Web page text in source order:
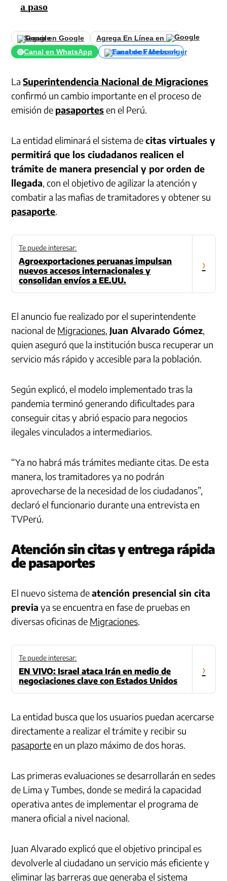
a paso
Seguir en Google
Agrega En Línea en
Canal en WhatsApp
Canal de Facebook
LaSuperintendencia Nacional de Migraciones
confirmó un cambio importante en el proceso de
emisión de pasaportesen el Perú.
La entidad eliminará el sistema decitas virtuales y
permitirá que los ciudadanos realicen el
trámite de manera presencial y por orden de
llegada, con el objetivo de agilizar la atención y
combatir a las mafias de tramitadores y obtener su
pasaporte.
Te puede interesar:
Agroexportaciones peruanas impulsan
nuevos accesos internacionales y
consolidan envíos a EE.UU.
›
El anuncio fue realizado por el superintendente
nacional de Migraciones, Juan Alvarado Gómez,
quien aseguró que la institución busca recuperar un
servicio más rápido y accesible para la población.
Según explicó, el modelo implementado tras la
pandemia terminó generando dificultades para
conseguir citas y abrió espacio para negocios
ilegales vinculados a intermediarios.
“Ya no habrá más trámites mediante citas. De esta
manera, los tramitadores ya no podrán
aprovecharse de la necesidad de los ciudadanos”,
declaró el funcionario durante una entrevista en
TVPerú.
Atención sin citas y entrega rápida
de pasaportes
El nuevo sistema deatención presencial sin cita
previa ya se encuentra en fase de pruebas en
diversas oficinas de Migraciones.
Te puede interesar:
EN VIVO: Israel ataca Irán en medio de
negociaciones clave con Estados Unidos
›
La entidad busca que los usuarios puedan acercarse
directamente a realizar el trámite y recibir su
pasaporteen un plazo máximo de dos horas.
Las primeras evaluaciones se desarrollarán en sedes
de Lima y Tumbes, donde se medirá la capacidad
operativa antes de implementar el programa de
manera oficial a nivel nacional.
Juan Alvarado explicó que el objetivo principal es
devolverle al ciudadano un servicio más eficiente y
eliminar las barreras que generaba el sistema